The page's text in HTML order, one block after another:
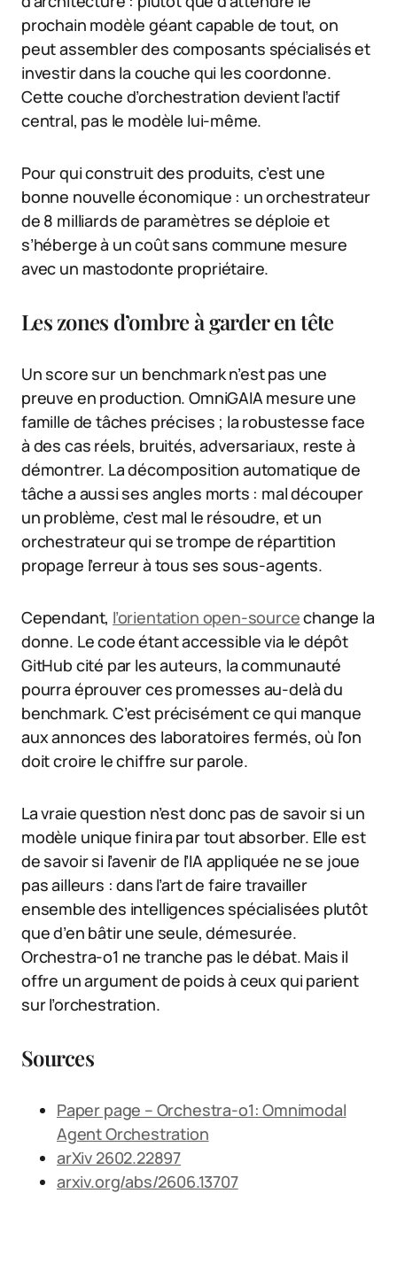
prochain modèle géant capable de tout, on
peut assembler des composants spécialisés et
investir dans la couche qui les coordonne.
Cette couche d’orchestration devient l’actif
central, pas le modèle lui-même.
Pour qui construit des produits, c’est une
bonne nouvelle économique : un orchestrateur
de 8 milliards de paramètres se déploie et
s’héberge à un coût sans commune mesure
avec un mastodonte propriétaire.
Les zones d’ombre à garder en tête
Un score sur un benchmark n’est pas une
preuve en production. OmniGAIA mesure une
famille de tâches précises ; la robustesse face
à des cas réels, bruités, adversariaux, reste à
démontrer. La décomposition automatique de
tâche a aussi ses angles morts : mal découper
un problème, c’est mal le résoudre, et un
orchestrateur qui se trompe de répartition
propage l’erreur à tous ses sous-agents.
Cependant, l’orientation open-sourcechange la
donne. Le code étant accessible via le dépôt
GitHub cité par les auteurs, la communauté
pourra éprouver ces promesses au-delà du
benchmark. C’est précisément ce qui manque
aux annonces des laboratoires fermés, où l’on
doit croire le chiffre sur parole.
La vraie question n’est donc pas de savoir si un
modèle unique finira par tout absorber. Elle est
de savoir si l’avenir de l’IA appliquée ne se joue
pas ailleurs : dans l’art de faire travailler
ensemble des intelligences spécialisées plutôt
que d’en bâtir une seule, démesurée.
Orchestra-o1 ne tranche pas le débat. Mais il
offre un argument de poids à ceux qui parient
sur l’orchestration.
Sources
Paper page – Orchestra-o1: Omnimodal
Agent Orchestration
arXiv 2602.22897
arxiv.org/abs/2606.13707